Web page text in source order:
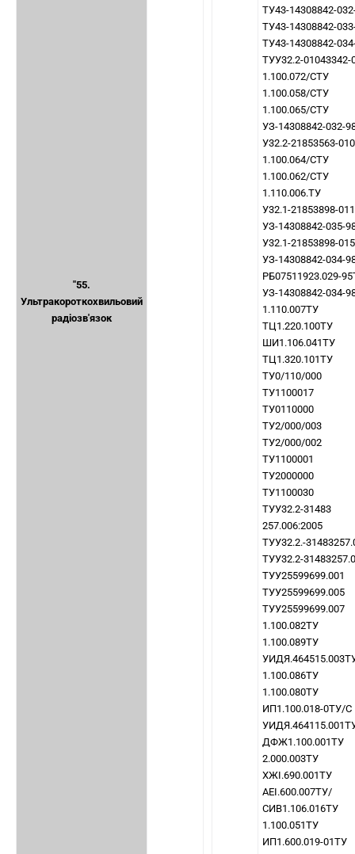
"55.
Ультракороткохвильовий
радіозв'язок
ТУ43-14308842-
ТУ43-14308842-
ТУ43-14308842-
ТУУ32.2-01043342-
1.100.072/СТУ
1.100.058/СТУ
1.100.065/СТУ
УЗ-14308842-032-
У32.2-21853563-
1.100.064/СТУ
1.100.062/СТУ
1.110.006.ТУ
У32.1-21853898-
УЗ-14308842-035-
У32.1-21853898-
УЗ-14308842-034-
РБ07511923.029-
УЗ-14308842-034-
1.110.007ТУ
ТЦ1.220.100ТУ
ШИ1.106.041ТУ
ТЦ1.320.101ТУ
ТУ0/110/000
ТУ1100017
ТУ0110000
ТУ2/000/003
ТУ2/000/002
ТУ1100001
ТУ2000000
ТУ1100030
ТУУ32.2-31483
257.006:2005
ТУУ32.2.-
ТУУ32.2-
ТУУ25599699.001
ТУУ25599699.005
ТУУ25599699.007
1.100.082ТУ
1.100.089ТУ
1.100.086ТУ
1.100.080ТУ
ИП1.100.018-0ТУ/С
ДФЖ1.100.001ТУ
2.000.003ТУ
ХЖІ.690.001ТУ
АЕІ.600.007ТУ/
СИВ1.106.016ТУ
1.100.051ТУ
ИП1.600.019-01ТУ